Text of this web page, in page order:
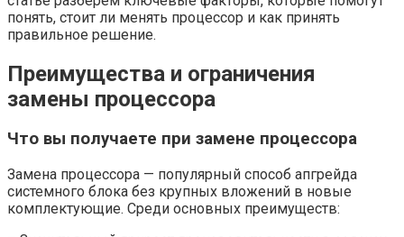
понять, стоит ли менять процессор и как принять
правильное решение.
Преимущества и ограничения
замены процессора
Что вы получаете при замене процессора
Замена процессора — популярный способ апгрейда
системного блока без крупных вложений в новые
комплектующие. Среди основных преимуществ: